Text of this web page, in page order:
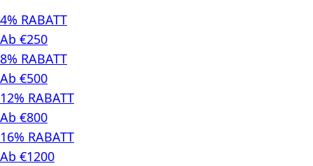
4% RABATT
Ab €250
8% RABATT
Ab €500
12% RABATT
Ab €800
16% RABATT
Ab €1200